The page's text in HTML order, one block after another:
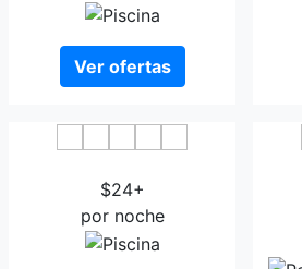
Ver ofertas
$24+
por noche